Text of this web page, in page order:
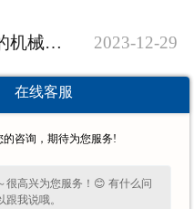
中山钢球机厂家分享常见的机械损伤 2023-12-29
中山双盘研磨机遇到故障无法正常启动的处理方法 2023-12-23
事项 2023-12-18
在线客服
的咨询，期待为您服务!
很高兴为您服务！😊 有什么问
跟我说哦。